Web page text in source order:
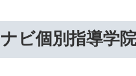
ナビ個別指導学院